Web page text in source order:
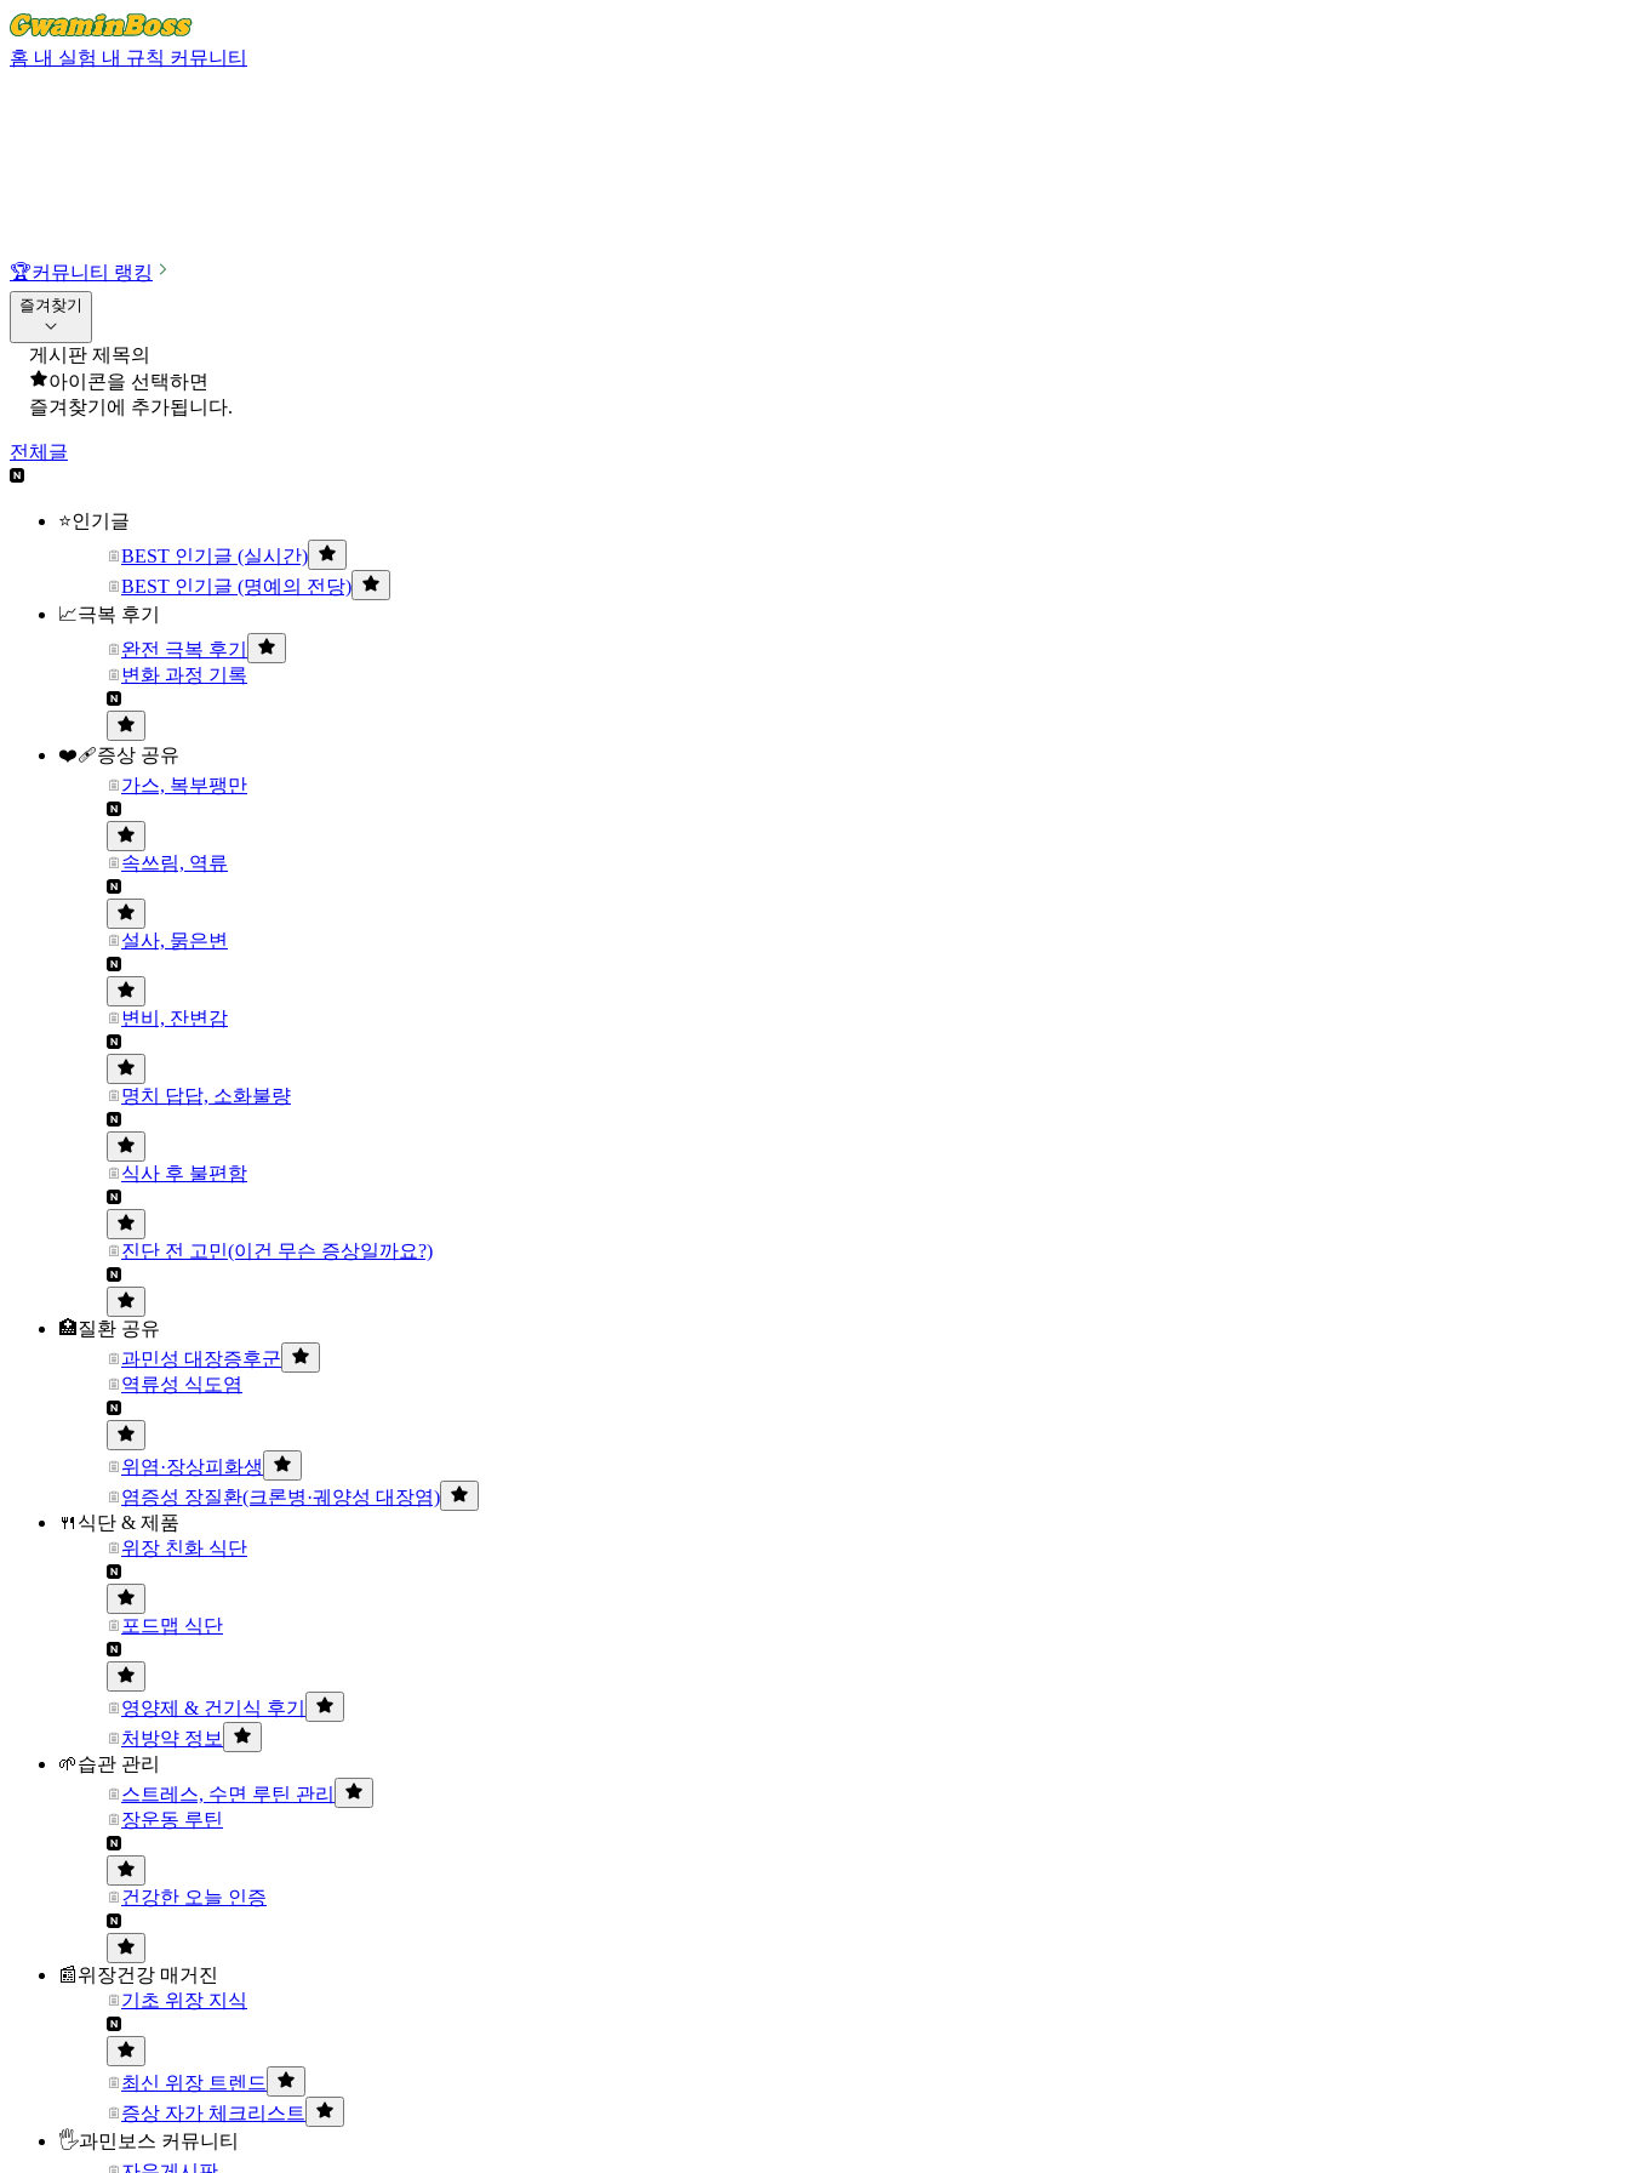
홈 내 실험 내 규칙 커뮤니티
🏆커뮤니티 랭킹
즐겨찾기
게시판 제목의
아이콘을 선택하면
즐겨찾기에 추가됩니다.
전체글
⭐인기글
BEST 인기글 (실시간)
BEST 인기글 (명예의 전당)
📈극복 후기
완전 극복 후기
변화 과정 기록
❤️‍🩹증상 공유
가스, 복부팽만
속쓰림, 역류
설사, 묽은변
변비, 잔변감
명치 답답, 소화불량
식사 후 불편함
진단 전 고민(이건 무슨 증상일까요?)
🏥질환 공유
과민성 대장증후군
역류성 식도염
위염·장상피화생
염증성 장질환(크론병·궤양성 대장염)
🍴식단 & 제품
위장 친화 식단
포드맵 식단
영양제 & 건기식 후기
처방약 정보
🌱습관 관리
스트레스, 수면 루틴 관리
장운동 루틴
건강한 오늘 인증
📰위장건강 매거진
기초 위장 지식
최신 위장 트렌드
증상 자가 체크리스트
🖐과민보스 커뮤니티